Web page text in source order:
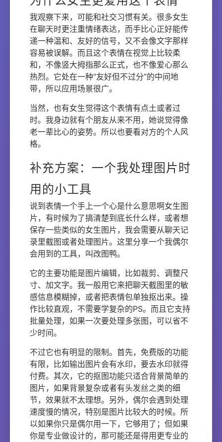
我观察下来，可能和社交习惯有关。很多女生
在聊天时更注重情绪表达，而手比心正好能传
递一种温和、友好的信号，又不会像文字那样
容易被误解。而且这个表情在视觉上比较柔
和，不像竖大拇指那么正式，也不像爱心那么
热烈。它处在一种“友好但不过分”的中间地
带，所以应用场景很广。
当然，也有女生觉得这个表情有点土或者过
时。我身边就有个朋友从来不用，她说觉得像
老一辈比心的姿势。所以也要看对方的个人风
格。
补充方案：一个我处理图片时
用的小工具
说到表情一个手上一个心是什么意思啊女生图
片，有时候为了搞清楚到底长什么样，或者想
保存一些类似的女生图片，我会需要从聊天记
录里截图或者处理图片。这里分享一个我偶尔
会用到的工具，叫改图鸭。
它的主要功能是图片编辑，比如裁剪、调整尺
寸、加文字。我一般用它来把聊天截图里的敏
感信息模糊掉，或者把表情包单独抠出来。操
作比较直观，不需要学复杂的PS。而且它支持
批量处理，如果一次要处理多张图，可以省不
少时间。
不过它也有明显的限制。首先，免费版的功能
有限，比如输出图片会有水印，要去水印就得
付费。其次，它的抠图功能只适合背景简单的
图片，如果背景复杂或者有头发丝之类的细
节，效果就不太理想。另外，偶尔会遇到处理
速度慢的情况，特别是图片比较大的时候。所
以如果你只是偶尔用一下，它够用了；但如果
你是专业做设计的，那可能还是得用更专业的